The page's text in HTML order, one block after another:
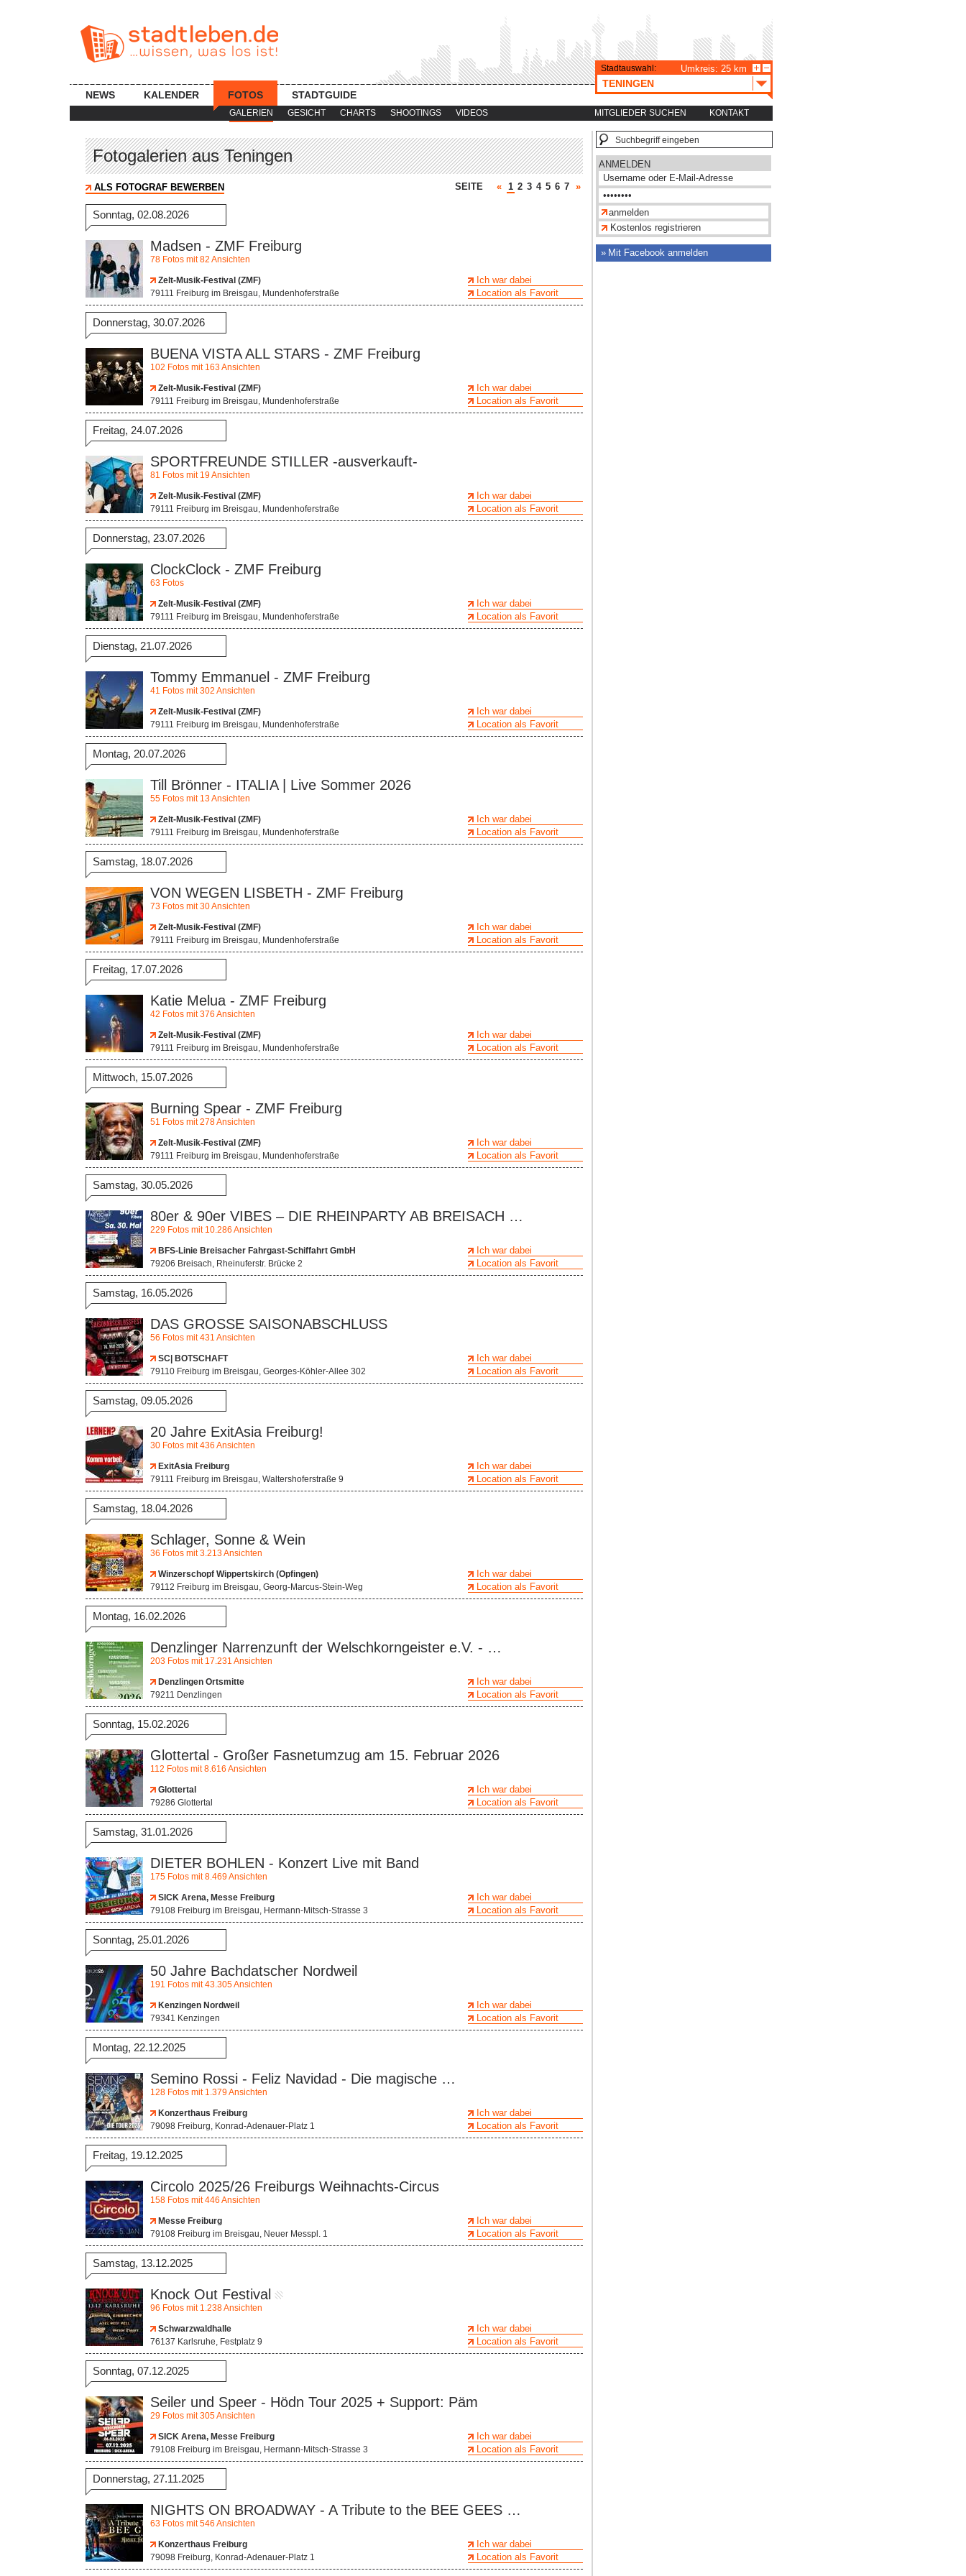
GALERIEN GESICHT CHARTS SHOOTINGS VIDEOS MITGLIEDER SUCHEN KONTAKT
NEWS KALENDER FOTOS STADTGUIDE
Stadtauswahl: Umkreis: 25 km
TENINGEN
Fotogalerien aus Teningen
SEITE « 1 2 3 4 5 6 7 »
ALS FOTOGRAF BEWERBEN
Sonntag, 02.08.2026
Madsen - ZMF Freiburg
78 Fotos mit 82 Ansichten
Zelt-Musik-Festival (ZMF)
79111 Freiburg im Breisgau, Mundenhoferstraße
Ich war dabei
Location als Favorit
Donnerstag, 30.07.2026
BUENA VISTA ALL STARS - ZMF Freiburg
102 Fotos mit 163 Ansichten
Zelt-Musik-Festival (ZMF)
79111 Freiburg im Breisgau, Mundenhoferstraße
Ich war dabei
Location als Favorit
Freitag, 24.07.2026
SPORTFREUNDE STILLER -ausverkauft-
81 Fotos mit 19 Ansichten
Zelt-Musik-Festival (ZMF)
79111 Freiburg im Breisgau, Mundenhoferstraße
Ich war dabei
Location als Favorit
Donnerstag, 23.07.2026
ClockClock - ZMF Freiburg
63 Fotos
Zelt-Musik-Festival (ZMF)
79111 Freiburg im Breisgau, Mundenhoferstraße
Ich war dabei
Location als Favorit
Dienstag, 21.07.2026
Tommy Emmanuel - ZMF Freiburg
41 Fotos mit 302 Ansichten
Zelt-Musik-Festival (ZMF)
79111 Freiburg im Breisgau, Mundenhoferstraße
Ich war dabei
Location als Favorit
Montag, 20.07.2026
Till Brönner - ITALIA | Live Sommer 2026
55 Fotos mit 13 Ansichten
Zelt-Musik-Festival (ZMF)
79111 Freiburg im Breisgau, Mundenhoferstraße
Ich war dabei
Location als Favorit
Samstag, 18.07.2026
VON WEGEN LISBETH - ZMF Freiburg
73 Fotos mit 30 Ansichten
Zelt-Musik-Festival (ZMF)
79111 Freiburg im Breisgau, Mundenhoferstraße
Ich war dabei
Location als Favorit
Freitag, 17.07.2026
Katie Melua - ZMF Freiburg
42 Fotos mit 376 Ansichten
Zelt-Musik-Festival (ZMF)
79111 Freiburg im Breisgau, Mundenhoferstraße
Ich war dabei
Location als Favorit
Mittwoch, 15.07.2026
Burning Spear - ZMF Freiburg
51 Fotos mit 278 Ansichten
Zelt-Musik-Festival (ZMF)
79111 Freiburg im Breisgau, Mundenhoferstraße
Ich war dabei
Location als Favorit
Samstag, 30.05.2026
80er & 90er VIBES – DIE RHEINPARTY AB BREISACH …
229 Fotos mit 10.286 Ansichten
BFS-Linie Breisacher Fahrgast-Schiffahrt GmbH
79206 Breisach, Rheinuferstr. Brücke 2
Ich war dabei
Location als Favorit
Samstag, 16.05.2026
DAS GROSSE SAISONABSCHLUSS
56 Fotos mit 431 Ansichten
SC| BOTSCHAFT
79110 Freiburg im Breisgau, Georges-Köhler-Allee 302
Ich war dabei
Location als Favorit
Samstag, 09.05.2026
20 Jahre ExitAsia Freiburg!
30 Fotos mit 436 Ansichten
ExitAsia Freiburg
79111 Freiburg im Breisgau, Waltershoferstraße 9
Ich war dabei
Location als Favorit
Samstag, 18.04.2026
Schlager, Sonne & Wein
36 Fotos mit 3.213 Ansichten
Winzerschopf Wippertskirch (Opfingen)
79112 Freiburg im Breisgau, Georg-Marcus-Stein-Weg
Ich war dabei
Location als Favorit
Montag, 16.02.2026
Denzlinger Narrenzunft der Welschkorngeister e.V. - …
203 Fotos mit 17.231 Ansichten
Denzlingen Ortsmitte
79211 Denzlingen
Ich war dabei
Location als Favorit
Sonntag, 15.02.2026
Glottertal - Großer Fasnetumzug am 15. Februar 2026
112 Fotos mit 8.616 Ansichten
Glottertal
79286 Glottertal
Ich war dabei
Location als Favorit
Samstag, 31.01.2026
DIETER BOHLEN - Konzert Live mit Band
175 Fotos mit 8.469 Ansichten
SICK Arena, Messe Freiburg
79108 Freiburg im Breisgau, Hermann-Mitsch-Strasse 3
Ich war dabei
Location als Favorit
Sonntag, 25.01.2026
50 Jahre Bachdatscher Nordweil
191 Fotos mit 43.305 Ansichten
Kenzingen Nordweil
79341 Kenzingen
Ich war dabei
Location als Favorit
Montag, 22.12.2025
Semino Rossi - Feliz Navidad - Die magische …
128 Fotos mit 1.379 Ansichten
Konzerthaus Freiburg
79098 Freiburg, Konrad-Adenauer-Platz 1
Ich war dabei
Location als Favorit
Freitag, 19.12.2025
Circolo 2025/26 Freiburgs Weihnachts-Circus
158 Fotos mit 446 Ansichten
Messe Freiburg
79108 Freiburg im Breisgau, Neuer Messpl. 1
Ich war dabei
Location als Favorit
Samstag, 13.12.2025
Knock Out Festival
96 Fotos mit 1.238 Ansichten
Schwarzwaldhalle
76137 Karlsruhe, Festplatz 9
Ich war dabei
Location als Favorit
Sonntag, 07.12.2025
Seiler und Speer - Hödn Tour 2025 + Support: Päm
29 Fotos mit 305 Ansichten
SICK Arena, Messe Freiburg
79108 Freiburg im Breisgau, Hermann-Mitsch-Strasse 3
Ich war dabei
Location als Favorit
Donnerstag, 27.11.2025
NIGHTS ON BROADWAY - A Tribute to the BEE GEES …
63 Fotos mit 546 Ansichten
Konzerthaus Freiburg
79098 Freiburg, Konrad-Adenauer-Platz 1
Ich war dabei
Location als Favorit
ANMELDEN
Kostenlos registrieren
Mit Facebook anmelden